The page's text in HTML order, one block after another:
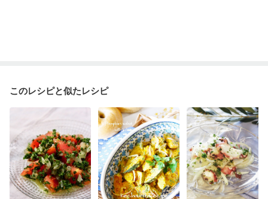
このレシピと似たレシピ